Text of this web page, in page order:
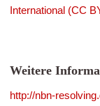
International (CC
Weitere
http://nbn-